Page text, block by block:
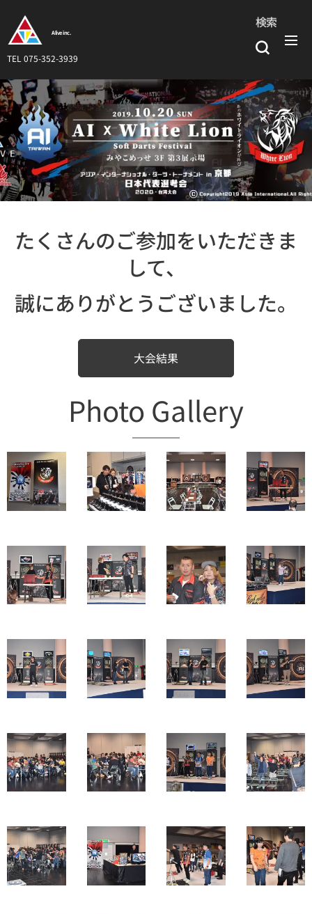
Alive inc.
TEL 075-352-3939
検索
.
たくさんのご参加をいただきま
して、
誠にありがとうございました。
大会結果
Photo Gallery